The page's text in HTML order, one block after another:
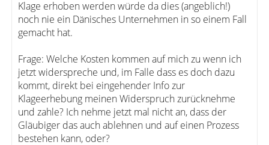
Klage erhoben werden würde da dies (angeblich!)
noch nie ein Dänisches Unternehmen in so einem Fall
gemacht hat.
Frage: Welche Kosten kommen auf mich zu wenn ich
jetzt widerspreche und, im Falle dass es doch dazu
kommt, direkt bei eingehender Info zur
Klageerhebung meinen Widerspruch zurücknehme
und zahle? Ich nehme jetzt mal nicht an, dass der
Gläubiger das auch ablehnen und auf einen Prozess
bestehen kann, oder?